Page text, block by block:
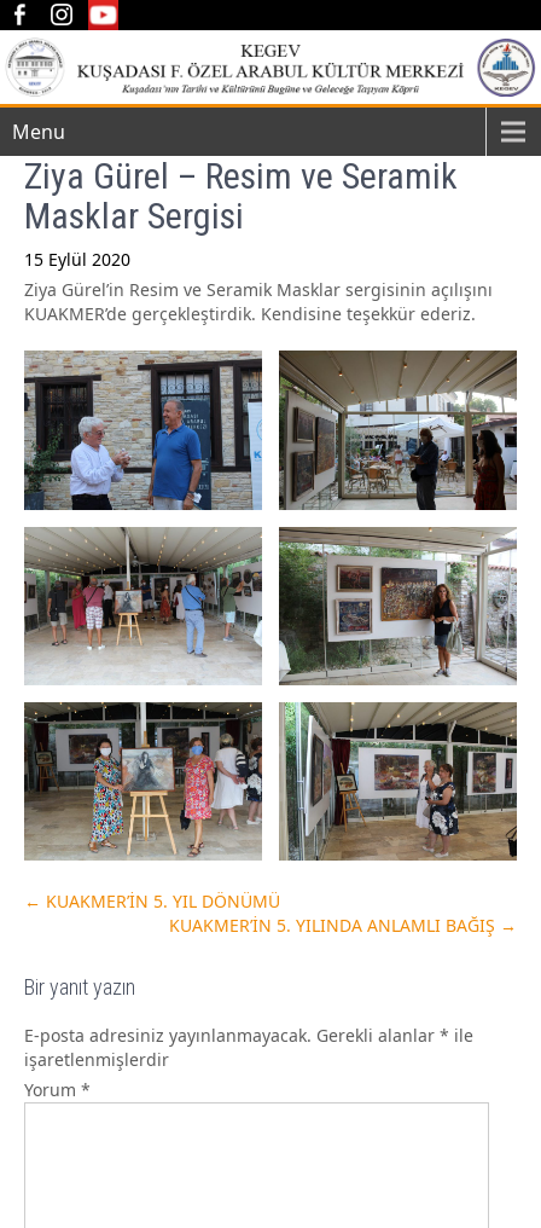
Menu
Ziya Gürel – Resim ve Seramik
Masklar Sergisi
15 Eylül 2020
Ziya Gürel’in Resim ve Seramik Masklar sergisinin açılışını
KUAKMER’de gerçekleştirdik. Kendisine teşekkür ederiz.
Post
← KUAKMER’İN 5. YIL DÖNÜMÜ
KUAKMER’İN 5. YILINDA ANLAMLI BAĞIŞ →
Bir yanıt yazın
E-posta adresiniz yayınlanmayacak. Gerekli alanlar * ile
işaretlenmişlerdir
Yorum *